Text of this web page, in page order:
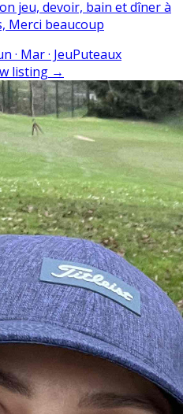
jeu, devoir, bain et dîner à
Merci beaucoup
· Mar · JeuPuteaux
listing →